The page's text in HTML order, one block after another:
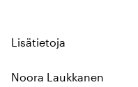
Lisätietoja
Noora Laukkanen